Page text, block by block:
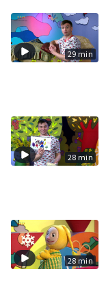
29 min
28 min
28 min